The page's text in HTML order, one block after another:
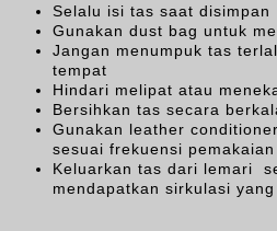
Selalu isi tas saat disimpan
Gunakan dust bag untuk
Jangan menumpuk tas
tempat
Hindari melipat atau
Bersihkan tas secara
Gunakan leather
sesuai frekuensi pemakaian
Keluarkan tas dari lemari
mendapatkan sirkulasi